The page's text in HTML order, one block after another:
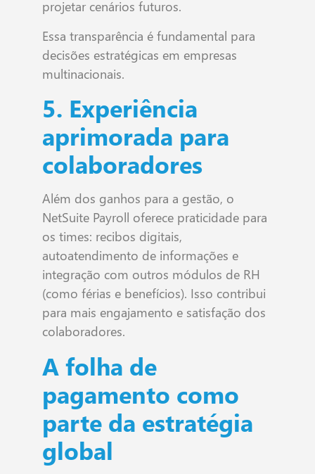
projetar cenários futuros.
Essa transparência é fundamental para
decisões estratégicas em empresas
multinacionais.
5. Experiência
aprimorada para
colaboradores
Além dos ganhos para a gestão, o
NetSuite Payroll oferece praticidade para
os times: recibos digitais,
autoatendimento de informações e
integração com outros módulos de RH
(como férias e benefícios). Isso contribui
para mais engajamento e satisfação dos
colaboradores.
A folha de
pagamento como
parte da estratégia
global